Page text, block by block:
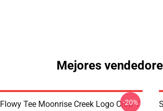
Mejores
Flowy Tee Moonrise Creek Logo Crop Y
-20%